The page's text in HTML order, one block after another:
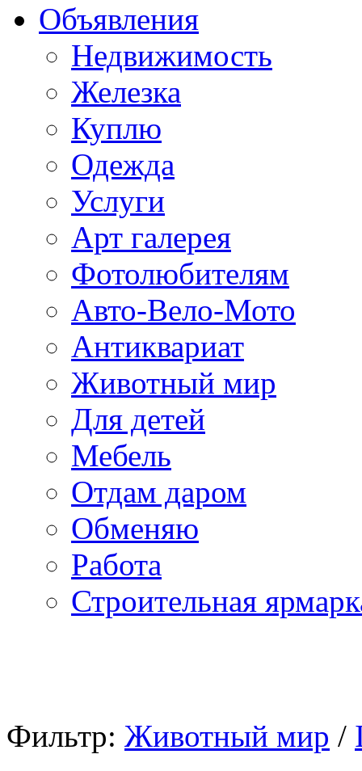
Объявления
Недвижимость
Железка
Куплю
Одежда
Услуги
Арт галерея
Фотолюбителям
Авто-Вело-Мото
Антиквариат
Животный мир
Для детей
Мебель
Отдам даром
Обменяю
Работа
Строительная
Фильтр: Животный мир /